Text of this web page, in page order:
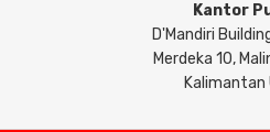
Kantor
D'Mandiri
Merdeka 10,
Kalimantan